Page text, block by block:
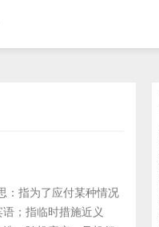
：指为了应付某种情况
；指临时措施近义